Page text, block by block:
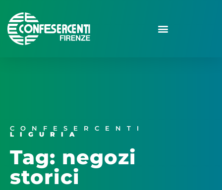
CONFESERCENTI
LIGURIA
Tag: negozi
storici